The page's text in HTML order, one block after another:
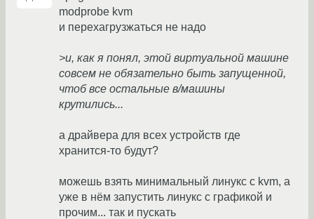
modprobe kvm
и перехагрузжаться не надо
>и, как я понял, этой виртуальной машине
совсем не обязательно быть запущенной,
чтоб все остальные в/машины
крутились...
а драйвера для всех устройств где
хранится-то будут?
можешь взять минимальный линукс с kvm, а
уже в нём запустить линукс с графикой и
прочим... так и пускать